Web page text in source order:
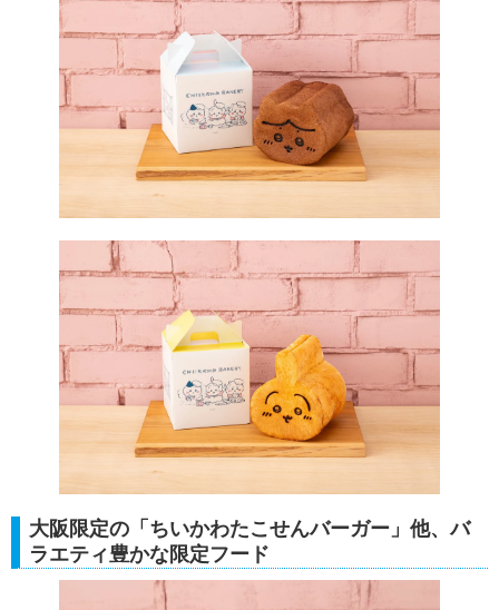
大阪限定の「ちいかわたこせんバーガー」他、バ
ラエティ豊かな限定フード